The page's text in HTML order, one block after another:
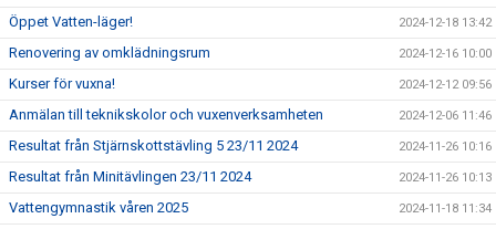
Öppet Vatten-läger! 2024-12-18 13:42
Renovering av omklädningsrum 2024-12-16 10:00
Kurser för vuxna! 2024-12-12 09:56
Anmälan till teknikskolor och vuxenverksamheten 2024-12-06 11:46
Resultat från Stjärnskottstävling 5 23/11 2024 2024-11-26 10:16
Resultat från Minitävlingen 23/11 2024 2024-11-26 10:13
Vattengymnastik våren 2025 2024-11-18 11:34